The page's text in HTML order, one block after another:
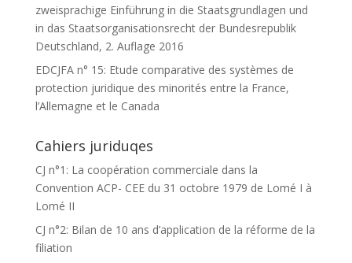
zweisprachige Einführung in die Staatsgrundlagen und
in das Staatsorganisationsrecht der Bundesrepublik
Deutschland, 2. Auflage 2016
EDCJFA n° 15: Etude comparative des systèmes de
protection juridique des minorités entre la France,
l’Allemagne et le Canada
Cahiers juriduqes
CJ n°1: La coopération commerciale dans la
Convention ACP- CEE du 31 octobre 1979 de Lomé I à
Lomé II
CJ n°2: Bilan de 10 ans d’application de la réforme de la
filiation